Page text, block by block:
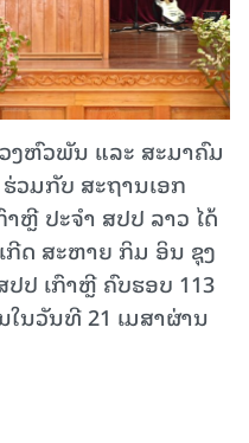
ງຫົວພັນ ແລະ ສະມາຄົມ
ວມກັບ ສະຖານເອກ
ຫຼີ ປະຈໍາ ສປປ ລາວ ໄດ້​
ດ ສະຫາຍ ກິມ ອິນ ຊຸງ
ປ ເກົາຫຼີ ຄົບຮອບ 113
ໃນວັນທີ 21 ເມສາຜ່ານ